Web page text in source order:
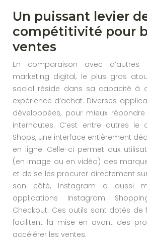
Un puissant levier
compétitivité pour
ventes
En comparaison avec d’autres
marketing digital, le plus gros
social réside dans sa capacité à
expérience d’achat. Diverses
développées, pour mieux
internautes. C’est entre autres le
Shops, une interface entièrement
en ligne. Celle-ci permet aux
(en image ou en vidéo) des
et de se les procurer directement
son côté, Instagram a aussi
applications Instagram
Checkout. Ces outils sont dotés de
facilitent la mise en avant des
accélérer les ventes.